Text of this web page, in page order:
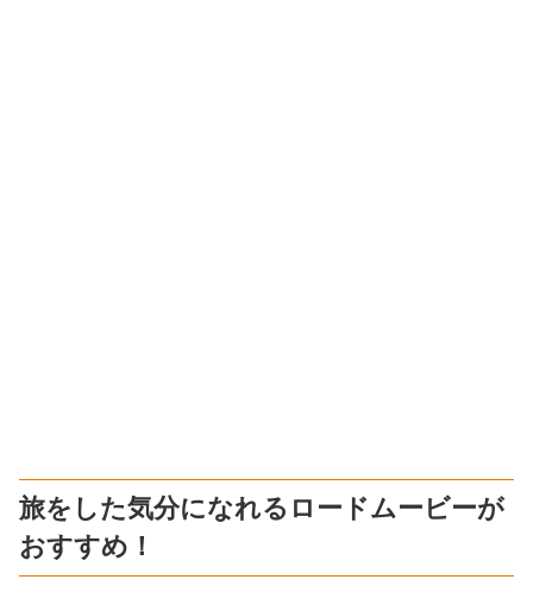
旅をした気分になれるロードムービーが
おすすめ！